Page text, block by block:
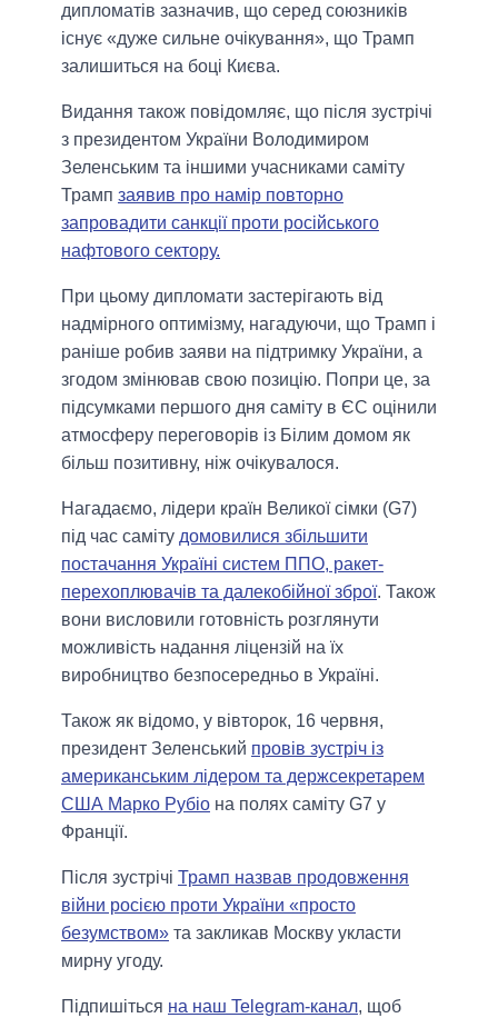
дипломатів зазначив, що серед союзників
існує «дуже сильне очікування», що Трамп
залишиться на боці Києва.
Видання також повідомляє, що після зустрічі
з президентом України Володимиром
Зеленським та іншими учасниками саміту
Трамп заявив про намір повторно
запровадити санкції проти російського
нафтового сектору.
При цьому дипломати застерігають від
надмірного оптимізму, нагадуючи, що Трамп і
раніше робив заяви на підтримку України, а
згодом змінював свою позицію. Попри це, за
підсумками першого дня саміту в ЄС оцінили
атмосферу переговорів із Білим домом як
більш позитивну, ніж очікувалося.
Нагадаємо, лідери країн Великої сімки (G7)
під час саміту домовилися збільшити
постачання Україні систем ППО, ракет-
перехоплювачів та далекобійної зброї. Також
вони висловили готовність розглянути
можливість надання ліцензій на їх
виробництво безпосередньо в Україні.
Також як відомо, у вівторок, 16 червня,
президент Зеленський провів зустріч із
американським лідером та держсекретарем
США Марко Рубіо на полях саміту G7 у
Франції.
Після зустрічі Трамп назвав продовження
війни росією проти України «просто
безумством» та закликав Москву укласти
мирну угоду.
Підпишіться на наш Telegram-канал, щоб